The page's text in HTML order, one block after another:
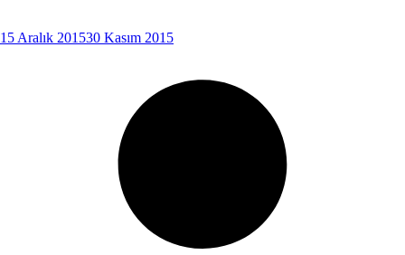
15 Aralık 201530 Kasım 2015